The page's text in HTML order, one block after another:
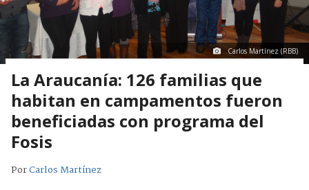
Carlos Martínez (RBB)
La Araucanía: 126 familias que
habitan en campamentos fueron
beneficiadas con programa del
Fosis
PorCarlos Martínez